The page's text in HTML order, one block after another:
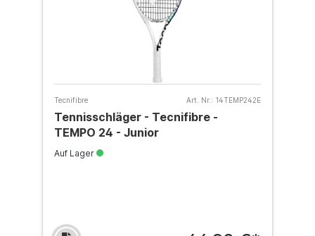
Tecnifibre Art. Nr.: 14TEMP242E
Tennisschläger - Tecnifibre -
TEMPO 24 - Junior
Auf Lager